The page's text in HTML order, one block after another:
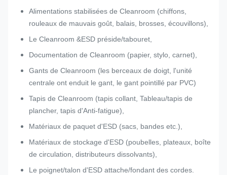
Alimentations stabilisées de Cleanroom (chiffons,
rouleaux de mauvais goût, balais, brosses, écouvillons),
Le Cleanroom &ESD préside/tabouret,
Documentation de Cleanroom (papier, stylo, carnet),
Gants de Cleanroom (les berceaux de doigt, l'unité
centrale ont enduit le gant, le gant pointillé par PVC)
Tapis de Cleanroom (tapis collant, Tableau/tapis de
plancher, tapis d'Anti-fatigue),
Matériaux de paquet d'ESD (sacs, bandes etc.),
Matériaux de stockage d'ESD (poubelles, plateaux, boîte
de circulation, distributeurs dissolvants),
Le poignet/talon d'ESD attache/fondant des cordes.